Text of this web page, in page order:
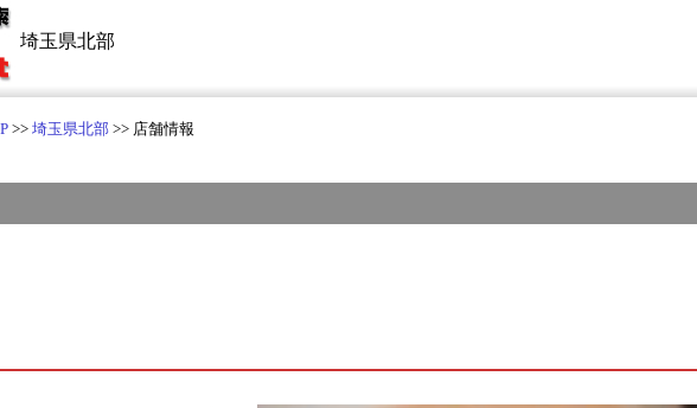
埼玉県北部
>> 埼玉県北部 >> 店舗情報